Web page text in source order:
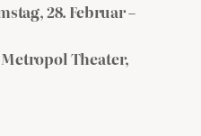
28. Februar –
Theater,